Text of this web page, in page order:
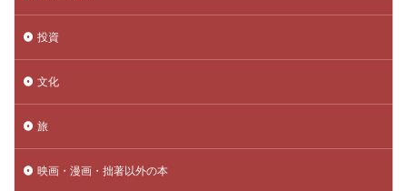
投資
文化
旅
映画・漫画・拙著以外の本